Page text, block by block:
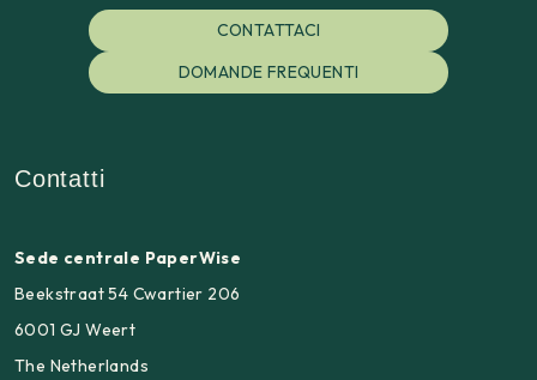
CONTATTACI
DOMANDE FREQUENTI
Contatti
Sede centrale PaperWise
Beekstraat 54 Cwartier 206
6001 GJ Weert
The Netherlands